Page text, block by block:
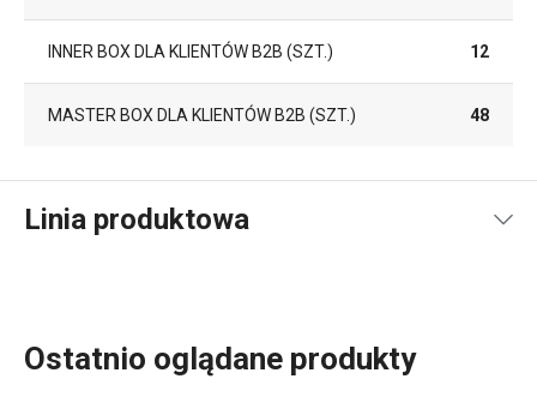
INNER BOX DLA KLIENTÓW B2B (SZT.) 12
MASTER BOX DLA KLIENTÓW B2B (SZT.) 48
Linia produktowa
Ostatnio oglądane produkty